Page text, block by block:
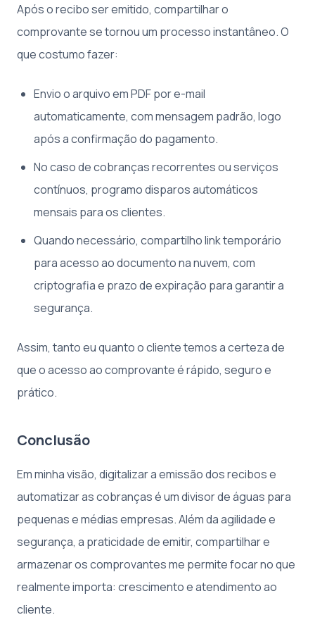
Após o recibo ser emitido, compartilhar o
comprovante se tornou um processo instantâneo. O
que costumo fazer:
Envio o arquivo em PDF por e-mail
automaticamente, com mensagem padrão, logo
após a confirmação do pagamento.
No caso de cobranças recorrentes ou serviços
contínuos, programo disparos automáticos
mensais para os clientes.
Quando necessário, compartilho link temporário
para acesso ao documento na nuvem, com
criptografia e prazo de expiração para garantir a
segurança.
Assim, tanto eu quanto o cliente temos a certeza de
que o acesso ao comprovante é rápido, seguro e
prático.
Conclusão
Em minha visão, digitalizar a emissão dos recibos e
automatizar as cobranças é um divisor de águas para
pequenas e médias empresas. Além da agilidade e
segurança, a praticidade de emitir, compartilhar e
armazenar os comprovantes me permite focar no que
realmente importa: crescimento e atendimento ao
cliente.